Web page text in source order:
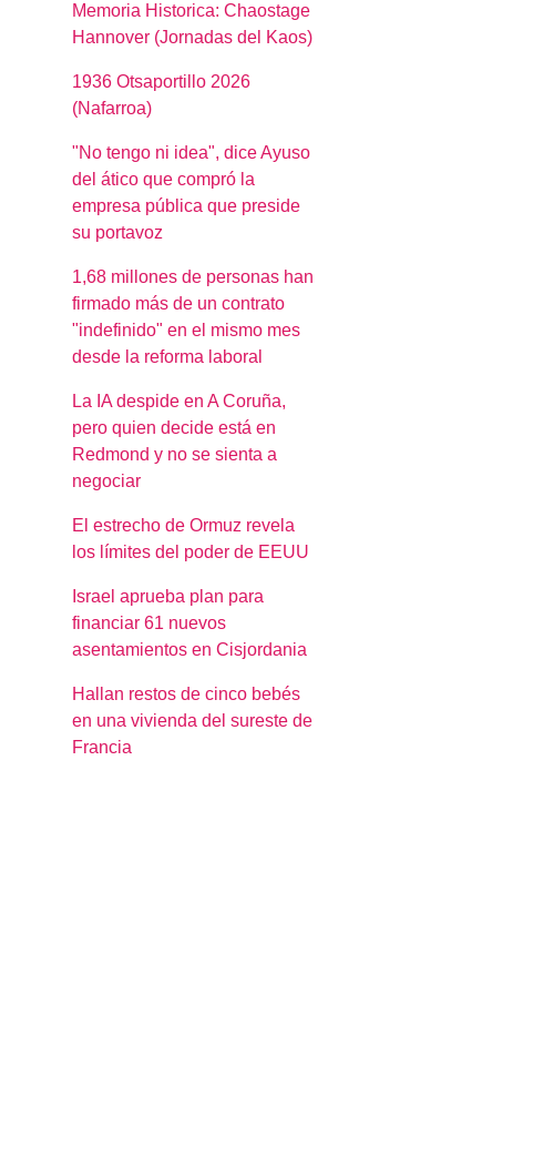
Memoria Historica: Chaostage
Hannover (Jornadas del Kaos)
1936 Otsaportillo 2026
(Nafarroa)
"No tengo ni idea", dice Ayuso
del ático que compró la
empresa pública que preside
su portavoz
1,68 millones de personas han
firmado más de un contrato
"indefinido" en el mismo mes
desde la reforma laboral
La IA despide en A Coruña,
pero quien decide está en
Redmond y no se sienta a
negociar
El estrecho de Ormuz revela
los límites del poder de EEUU
Israel aprueba plan para
financiar 61 nuevos
asentamientos en Cisjordania
Hallan restos de cinco bebés
en una vivienda del sureste de
Francia